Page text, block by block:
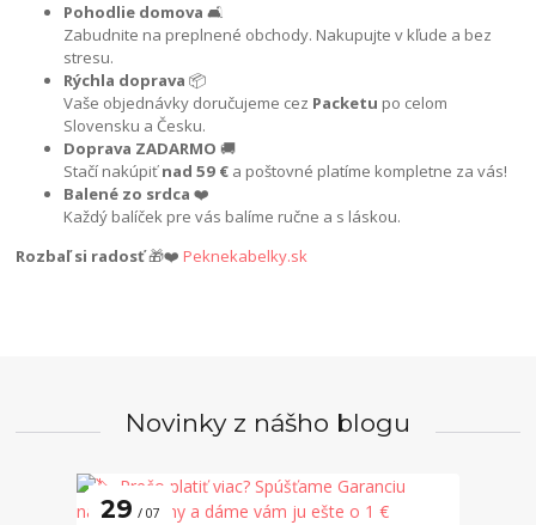
Pohodlie domova 🛋️
Zabudnite na preplnené obchody. Nakupujte v kľude a bez
stresu.
Rýchla doprava 📦
Vaše objednávky doručujeme cez Packetu po celom
Slovensku a Česku.
Doprava ZADARMO 🚚
Stačí nakúpiťnad 59 € a poštovné platíme kompletne za vás!
Balené zo srdca ❤️
Každý balíček pre vás balíme ručne a s láskou.
Rozbaľ si radosť🎁❤️ Peknekabelky.sk
Novinky z nášho blogu
29 07